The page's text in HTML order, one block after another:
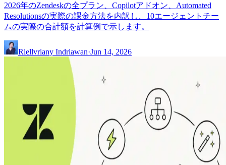
2026年のZendeskの全プラン、Copilotアドオン、Automated
Resolutionsの実際の課金方法を内訳し、10エージェントチー
ムの実際の合計額を計算例で示します。
Riellvriany Indriawan·Jun 14, 2026